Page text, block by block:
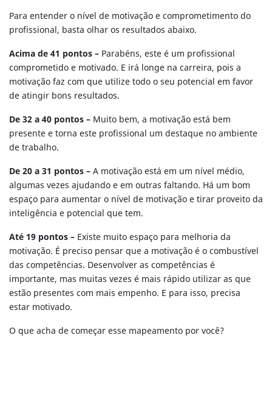
Para entender o nível de motivação e comprometimento do
profissional, basta olhar os resultados abaixo.
Acima de 41 pontos – Parabéns, este é um profissional
comprometido e motivado. E irá longe na carreira, pois a
motivação faz com que utilize todo o seu potencial em favor
de atingir bons resultados.
De 32 a 40 pontos – Muito bem, a motivação está bem
presente e torna este profissional um destaque no ambiente
de trabalho.
De 20 a 31 pontos –A motivação está em um nível médio,
algumas vezes ajudando e em outras faltando. Há um bom
espaço para aumentar o nível de motivação e tirar proveito da
inteligência e potencial que tem.
Até 19 pontos – Existe muito espaço para melhoria da
motivação. É preciso pensar que a motivação é o combustível
das competências. Desenvolver as competências é
importante, mas muitas vezes é mais rápido utilizar as que
estão presentes com mais empenho. E para isso, precisa
estar motivado.
O que acha de começar esse mapeamento por você?